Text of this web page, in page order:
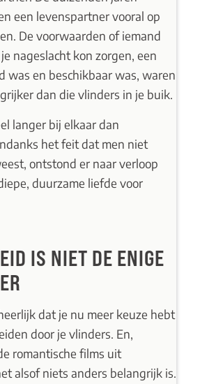
een levenspartner vooral op
De voorwaarden of iemand
nageslacht kon zorgen, een
was en beschikbaar was, waren
dan die vlinders in je buik.
langer bij elkaar dan
het feit dat men niet
ontstond er naar verloop
duurzame liefde voor
IS NIET DE ENIGE
dat je nu meer keuze hebt
door je vlinders. En,
romantische films uit
alsof niets anders belangrijk is.